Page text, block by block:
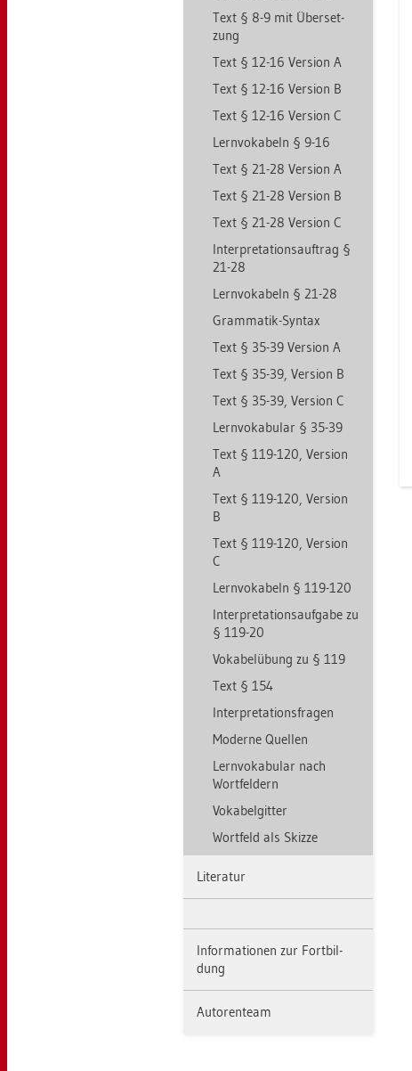
Text § 8-9 mit Über­set­
zung
Text § 12-16 Ver­si­on A
Text § 12-16 Ver­si­on B
Text § 12-16 Ver­si­on C
Lern­vo­ka­beln § 9-16
Text § 21-28 Ver­si­on A
Text § 21-28 Ver­si­on B
Text § 21-28 Ver­si­on C
In­ter­pre­ta­ti­ons­auf­trag §
21-28
Lern­vo­ka­beln § 21-28
Gram­ma­tik-Syn­tax
Text § 35-39 Ver­si­on A
Text § 35-39, Ver­si­on B
Text § 35-39, Ver­si­on C
Lern­vo­ka­bu­lar § 35-39
Text § 119-120, Ver­si­on
A
Text § 119-120, Ver­si­on
B
Text § 119-120, Ver­si­on
C
Lern­vo­ka­beln § 119-120
In­ter­pre­ta­ti­ons­auf­ga­be zu
§ 119-20
Vo­ka­bel­übung zu § 119
Text § 154
In­ter­pre­ta­ti­ons­fra­gen
Mo­der­ne Quel­len
Lern­vo­ka­bu­lar nach
Wort­fel­dern
Vo­ka­bel­git­ter
Wort­feld als Skiz­ze
Li­te­ra­tur
In­for­ma­tio­nen zur Fort­bil­
dung
Au­to­ren­team